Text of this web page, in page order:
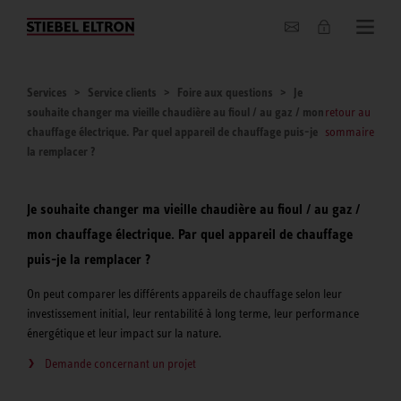
Entreprise
Services Service clients Foire aux questions
Je
souhaite changer ma vieille chaudière au fioul / au gaz / mon
chauffage électrique. Par quel appareil de chauffage puis-je
la remplacer ?
retour au
sommaire
Je souhaite changer ma vieille chaudière au fioul / au gaz /
mon chauffage électrique. Par quel appareil de chauffage
puis-je la remplacer ?
On peut comparer les différents appareils de chauffage selon leur
investissement initial, leur rentabilité à long terme, leur performance
énergétique et leur impact sur la nature.
Demande concernant un projet